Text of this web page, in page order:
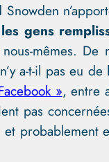
Snowden
les gens
mêmes. De
a-t-il pas eu de
», entre
pas
et probablement